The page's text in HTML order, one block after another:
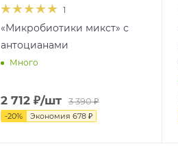
1
«Микробиотики микст» с
антоцианами
Много
2 712₽/шт 3 390₽
-20% Экономия 678₽